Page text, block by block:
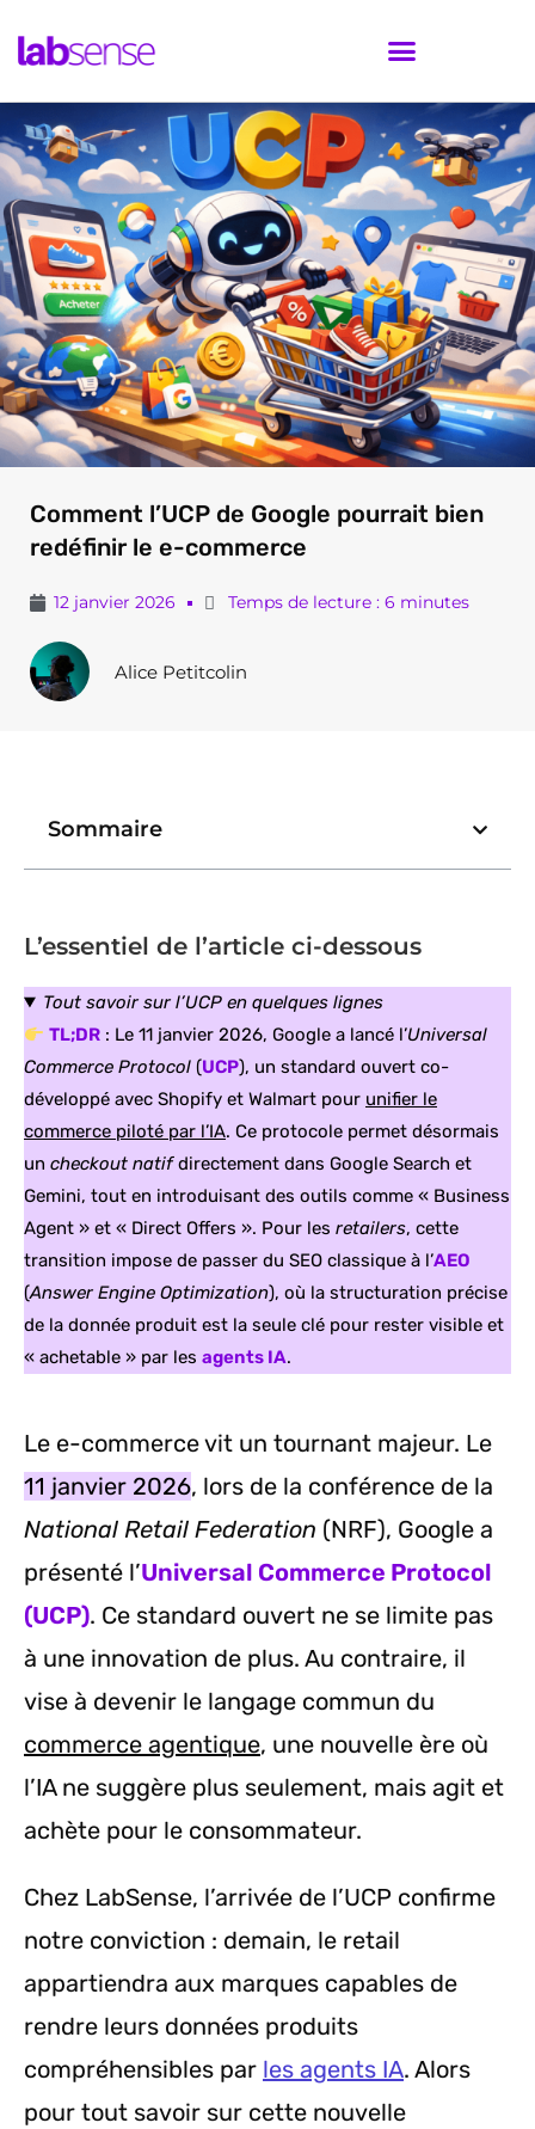
Comment l’UCP de Google pourrait bien
redéfinir le e-commerce
12 janvier 2026 Temps de lecture : 6 minutes
Alice Petitcolin
Sommaire
L’essentiel de l’article ci-dessous
Tout savoir sur l’UCP en quelques lignes
TL;DR : Le 11 janvier 2026, Google a lancé l’Universal
Commerce Protocol (UCP), un standard ouvert co-
développé avec Shopify et Walmart pour unifier le
commerce piloté par l’IA. Ce protocole permet désormais
un checkout natifdirectement dans Google Search et
Gemini, tout en introduisant des outils comme « Business
Agent » et « Direct Offers ». Pour les retailers, cette
transition impose de passer du SEO classique à l’AEO
(Answer Engine Optimization), où la structuration précise
de la donnée produit est la seule clé pour rester visible et
« achetable » par les agents IA.
Le e-commerce vit un tournant majeur. Le
11 janvier 2026, lors de la conférence de la
National Retail Federation (NRF), Google a
présenté l’Universal Commerce Protocol
(UCP). Ce standard ouvert ne se limite pas
à une innovation de plus. Au contraire, il
vise à devenir le langage commun du
commerce agentique, une nouvelle ère où
l’IA ne suggère plus seulement, mais agit et
achète pour le consommateur.
Chez LabSense, l’arrivée de l’UCP confirme
notre conviction : demain, le retail
appartiendra aux marques capables de
rendre leurs données produits
compréhensibles par les agents IA. Alors
pour tout savoir sur cette nouvelle